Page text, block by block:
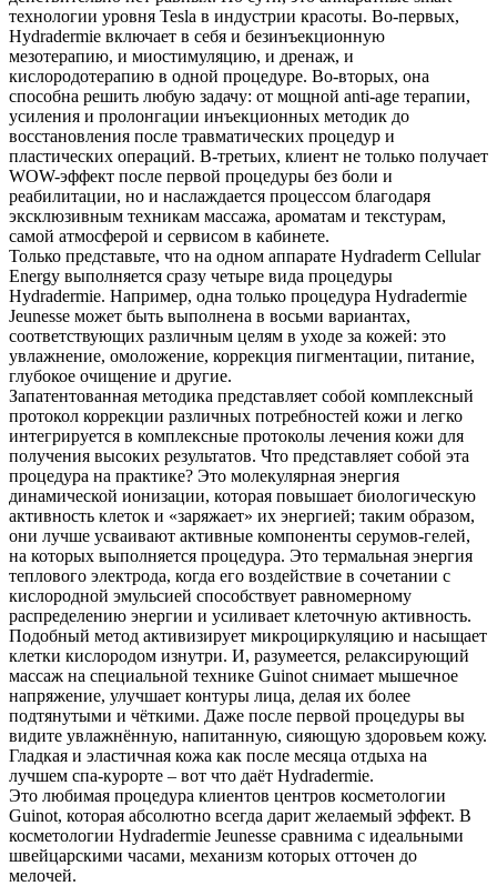
технологии уровня Tesla в индустрии красоты. Во-первых,
Hydradermie включает в себя и безинъекционную
мезотерапию, и миостимуляцию, и дренаж, и
кислородотерапию в одной процедуре. Во-вторых, она
способна решить любую задачу: от мощной anti-age терапии,
усиления и пролонгации инъекционных методик до
восстановления после травматических процедур и
пластических операций. В-третьих, клиент не только получает
WOW-эффект после первой процедуры без боли и
реабилитации, но и наслаждается процессом благодаря
эксклюзивным техникам массажа, ароматам и текстурам,
самой атмосферой и сервисом в кабинете.
Только представьте, что на одном аппарате Hydraderm Cellular
Energy выполняется сразу четыре вида процедуры
Hydradermie. Например, одна только процедура Hydradermie
Jeunesse может быть выполнена в восьми вариантах,
соответствующих различным целям в уходе за кожей: это
увлажнение, омоложение, коррекция пигментации, питание,
глубокое очищение и другие.
Запатентованная методика представляет собой комплексный
протокол коррекции различных потребностей кожи и легко
интегрируется в комплексные протоколы лечения кожи для
получения высоких результатов. Что представляет собой эта
процедура на практике? Это молекулярная энергия
динамической ионизации, которая повышает биологическую
активность клеток и «заряжает» их энергией; таким образом,
они лучше усваивают активные компоненты серумов-гелей,
на которых выполняется процедура. Это термальная энергия
теплового электрода, когда его воздействие в сочетании с
кислородной эмульсией способствует равномерному
распределению энергии и усиливает клеточную активность.
Подобный метод активизирует микроциркуляцию и насыщает
клетки кислородом изнутри. И, разумеется, релаксирующий
массаж на специальной технике Guinot снимает мышечное
напряжение, улучшает контуры лица, делая их более
подтянутыми и чёткими. Даже после первой процедуры вы
видите увлажнённую, напитанную, сияющую здоровьем кожу.
Гладкая и эластичная кожа как после месяца отдыха на
лучшем спа-курорте – вот что даёт Hydradermie.
Это любимая процедура клиентов центров косметологии
Guinot, которая абсолютно всегда дарит желаемый эффект. В
косметологии Hydradermie Jeunesse сравнима с идеальными
швейцарскими часами, механизм которых отточен до
мелочей.